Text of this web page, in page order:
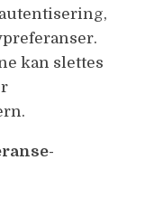
kan slettes